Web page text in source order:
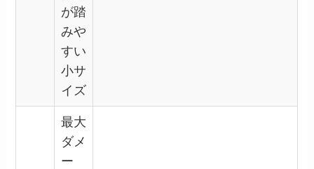
が踏
みや
すい
小サ
イズ
最大
ダメ
ー